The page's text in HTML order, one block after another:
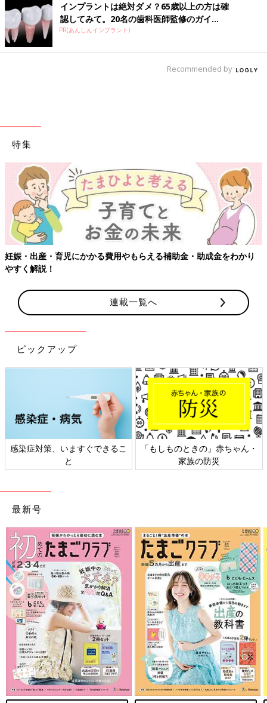
インプラントは絶対ダメ？65歳以上の方は確
認してみて。20名の歯科医師監修のガイ...
PR(あんしんインプラント)
Recommended by
特集
出産・育児にかかる費用やもらえる補助金・助成金をわかり
解説！
【ワ
連載一覧へ
ピックアップ
症対策、いますぐできるこ
「もしものときの」赤ちゃん・
家族の防災
日
最新号